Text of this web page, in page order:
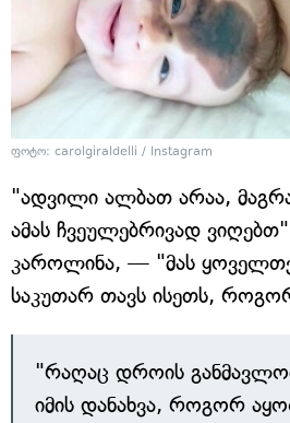
ფოტო: carolgiraldelli / Instagram
"ადვილი ალბათ არაა,
ამას ჩვეულებრივად
კაროლინა, — "მას
საკუთარ თავს ისეთს,
"რაღაც დროის
იმის დანახვა, როგორ